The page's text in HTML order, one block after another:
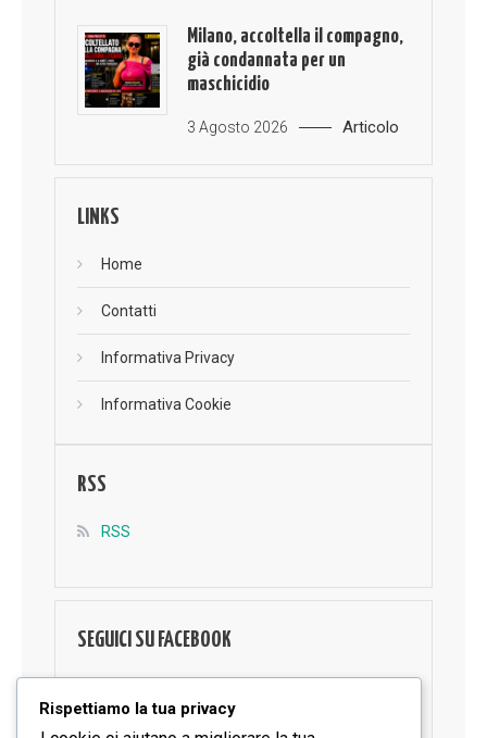
Milano, accoltella il compagno,
già condannata per un
maschicidio
3 Agosto 2026 Articolo
LINKS
Home
Contatti
Informativa Privacy
Informativa Cookie
RSS
RSS
SEGUICI SU FACEBOOK
Rispettiamo la tua privacy